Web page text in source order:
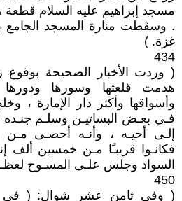
مسجد إبراهيم عليه السلام قطعة
. وسقطت منارة المسجد الجامع
غزة‏.‏ )
434 ‏
( وردت الأخبار الصحيحة بوقوع
هدمت قلعتها وسورها ودورها
وأسواقها وأكثر دار الإمارة ،
فـي بعـض البساتيـن وسلـم جنـده
إلـى أخيـه ، وأنـه أحصـى
فكانـوا قريبـًا مـن خمسين ألف
السواد وجلس علـى المسـوح
450
( وفي ثامن عشر شوال‏:‏ ( فى